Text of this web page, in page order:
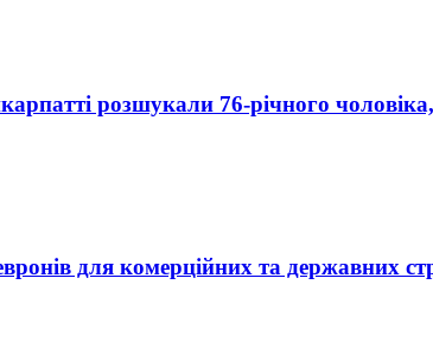
розшукали 76-річного чоловіка,
для комерційних та державних